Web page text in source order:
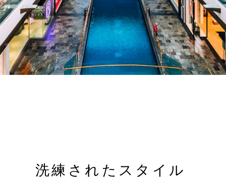
洗練されたスタイル